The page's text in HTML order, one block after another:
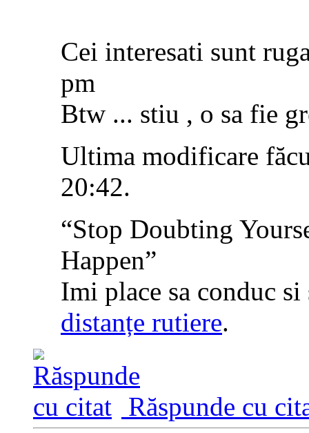
Cei interesati sunt
pm
Btw ... stiu , o sa fie
Ultima modificare
20:42.
“Stop Doubting
Happen”
Imi place sa conduc si
distanțe rutiere.
Răspunde cu